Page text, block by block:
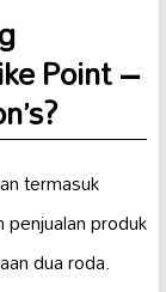
Point –
termasuk
penjualan produk
dua roda.